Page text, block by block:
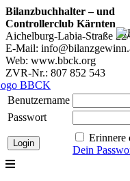
Bilanzbuchhalter – und
Controllerclub Kärnten
Aichelburg-Labia-Straße
E-Mail:
Web: www.bbck.org
ZVR-Nr.: 807 852 543
Benutzername
Passwort
Erinnere
Dein